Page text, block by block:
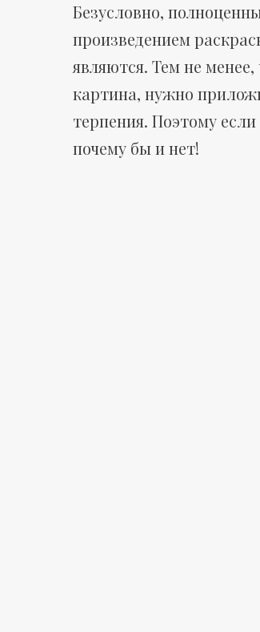
Безусловно,
произведением
являются. Тем не
картина, нужно
терпения. Поэтому
почему бы и нет!